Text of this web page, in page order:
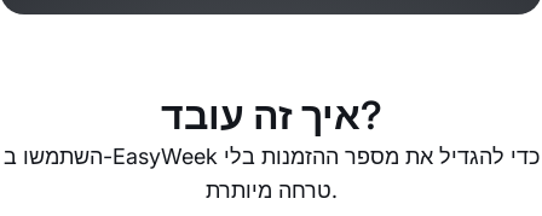
איך זה עובד?
השתמשו ב-EasyWeek כדי להגדיל את מספר ההזמנות בלי
טרחה מיותרת.